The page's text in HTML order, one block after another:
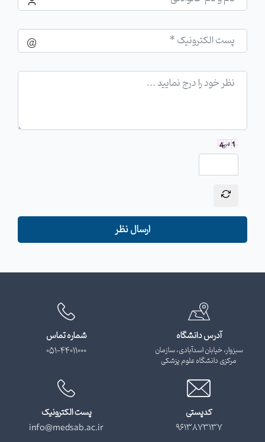
ارسال نظر
آدرس دانشگاه
سبزوار، خیابان اسدآبادی، سازمان
مرکزی دانشگاه علوم پزشکی
شماره تماس
051-44011000
کدپستی
9613873137
پست الکترونیک
info@medsab.ac.ir